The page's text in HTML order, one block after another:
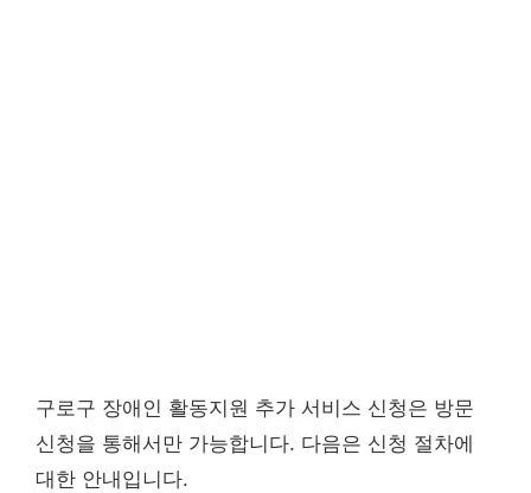
구로구 장애인 활동지원 추가 서비스 신청은 방문
신청을 통해서만 가능합니다. 다음은 신청 절차에
대한 안내입니다.